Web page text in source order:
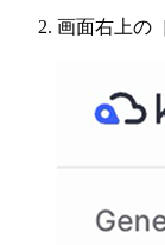
画面右上の